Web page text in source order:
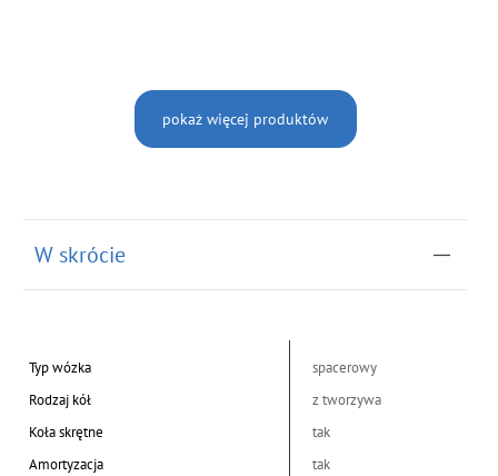
pokaż więcej produktów
W skrócie
Typ wózka
spacerowy
Rodzaj kół
z tworzywa
Koła skrętne
tak
Amortyzacja
tak